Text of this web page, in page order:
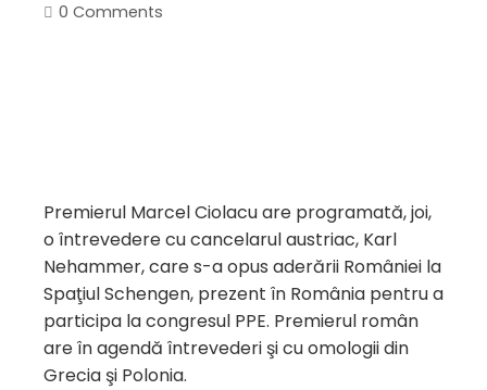
0 Comments
Premierul Marcel Ciolacu are programată, joi,
o întrevedere cu cancelarul austriac, Karl
Nehammer, care s-a opus aderării României la
Spaţiul Schengen, prezent în România pentru a
participa la congresul PPE. Premierul român
are în agendă întrevederi şi cu omologii din
Grecia şi Polonia.